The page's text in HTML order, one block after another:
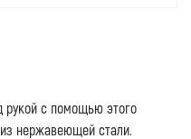
рукой с помощью этого
нержавеющей стали.